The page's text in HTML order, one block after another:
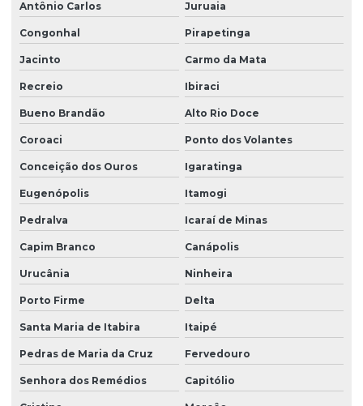
Antônio Carlos Juruaia
Congonhal Pirapetinga
Jacinto Carmo da Mata
Recreio Ibiraci
Bueno Brandão Alto Rio Doce
Coroaci Ponto dos Volantes
Conceição dos Ouros Igaratinga
Eugenópolis Itamogi
Pedralva Icaraí de Minas
Capim Branco Canápolis
Urucânia Ninheira
Porto Firme Delta
Santa Maria de Itabira Itaipé
Pedras de Maria da Cruz Fervedouro
Senhora dos Remédios Capitólio